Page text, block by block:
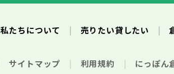
私たちについて 売りたい貸したい
サイトマップ 利用規約 にっぽん